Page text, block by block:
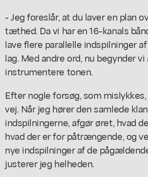
- Jeg foreslår, at du laver en plan
tæthed. Da vi har en 16-kanals
lave flere parallelle indspilninger
lag. Med andre ord, nu begynder vi
instrumentere tonen.
Efter nogle forsøg, som
vej. Når jeg hører den samlede
indspilningerne, afgør øret, hvad
hvad der er for påtrængende, og
nye indspilninger af de
justerer jeg helheden.